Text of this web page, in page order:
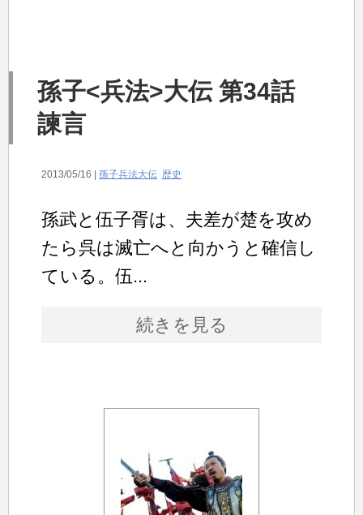
孫子<兵法>大伝 第34話
諫言
2013/05/16 | 孫子兵法大伝 歴史
孫武と伍子胥は、夫差が楚を攻め
たら呉は滅亡へと向かうと確信し
ている。伍...
続きを見る